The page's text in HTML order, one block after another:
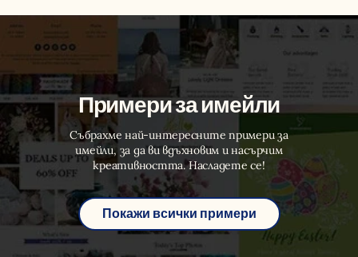
Примери за имейли
Събрахме най-интересните примери за
имейли, за да ви вдъхновим и насърчим
креативността. Насладете се!
Покажи всички примери